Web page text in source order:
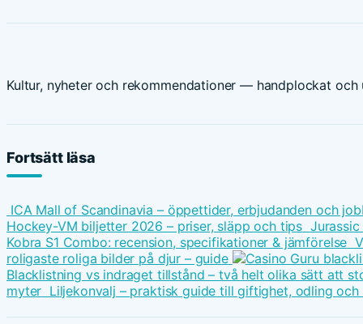
Kultur, nyheter och rekommendationer — handplockat
Fortsätt läsa
ICA Mall of Scandinavia – öppettider, erbjudanden och
Hockey-VM biljetter 2026 – priser, släpp och tips
Kobra S1 Combo: recension, specifikationer & jämförelse
roligaste roliga bilder på djur – guide
Blacklistning vs indraget tillstånd – två helt olika sätt att
myter Liljekonvalj – praktisk guide till giftighet, odling